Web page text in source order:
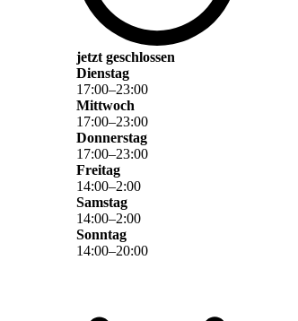
jetzt geschlossen
Dienstag
17:00–23:00
Mittwoch
17:00–23:00
Donnerstag
17:00–23:00
Freitag
14:00–2:00
Samstag
14:00–2:00
Sonntag
14:00–20:00